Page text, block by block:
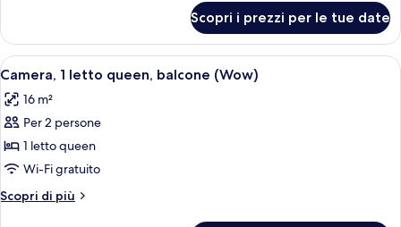
accessibile
ai
disabili
(Wow)
1
letto
queen,
ai
disabili
Scopri i prezzi per le tue date
Apri
tutte
le
foto
per
Camera,
1
letto
4
Camera, 1 letto queen, balcone (Wow)
16 m²
Per 2 persone
1 letto queen
Wi-Fi gratuito
Scopri di più
Altri